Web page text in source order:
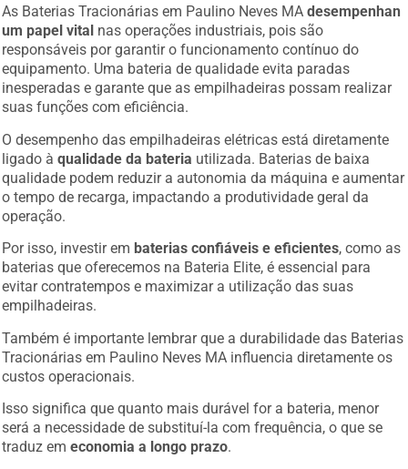
As Baterias Tracionárias em Paulino Neves MAdesempenhan
um papel vital nas operações industriais, pois são
responsáveis por garantir o funcionamento contínuo do
equipamento. Uma bateria de qualidade evita paradas
inesperadas e garante que as empilhadeiras possam realizar
suas funções com eficiência.
O desempenho das empilhadeiras elétricas está diretamente
ligado àqualidade da bateria utilizada. Baterias de baixa
qualidade podem reduzir a autonomia da máquina e aumentar
o tempo de recarga, impactando a produtividade geral da
operação.
Por isso, investir em baterias confiáveis e eficientes, como as
baterias que oferecemos na Bateria Elite, é essencial para
evitar contratempos e maximizar a utilização das suas
empilhadeiras.
Também é importante lembrar que a durabilidade das Baterias
Tracionárias em Paulino Neves MA influencia diretamente os
custos operacionais.
Isso significa que quanto mais durável for a bateria, menor
será a necessidade de substituí-la com frequência, o que se
traduz emeconomia a longo prazo.